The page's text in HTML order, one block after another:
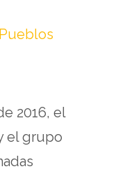
2016, el
el grupo